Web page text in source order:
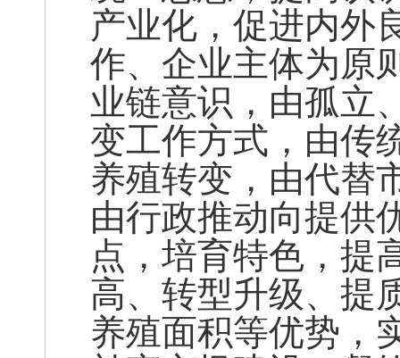
产业化，促进内外
作、企业主体为原
业链意识，由孤立
变工作方式，由传
养殖转变，由代替
由行政推动向提供
点，培育特色，提
高、转型升级、提
养殖面积等优势，